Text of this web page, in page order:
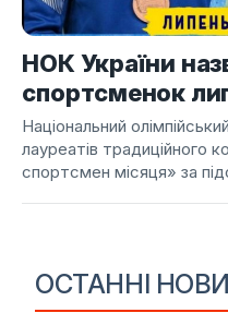
ОСТАННІ
НОК України
спортсменок
Національний
лауреатів традиційного
спортсмен місяця» за